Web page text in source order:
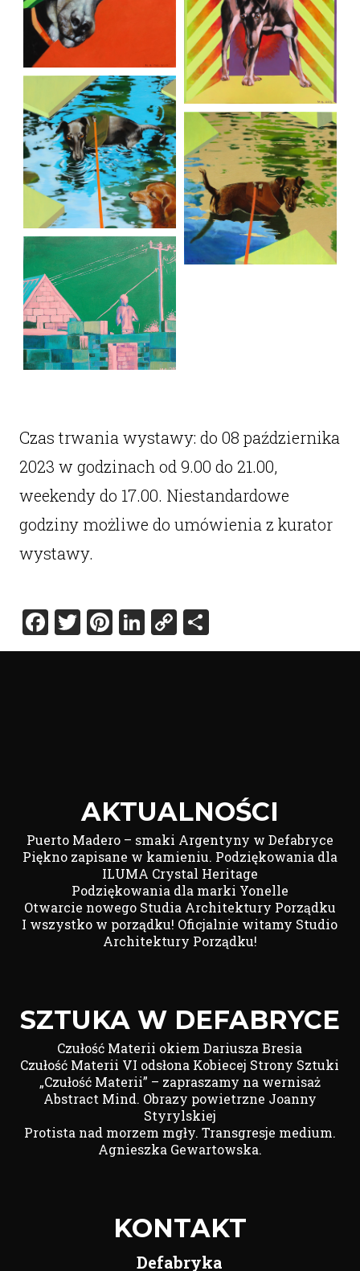
Czas trwania wystawy: do 08 października
2023 w godzinach od 9.00 do 21.00,
weekendy do 17.00. Niestandardowe
godziny możliwe do umówienia z kurator
wystawy.
Facebook
Twitter
Pinterest
LinkedIn
Copy
Link
Share
AKTUALNOŚCI
Puerto Madero – smaki Argentyny w Defabryce
Piękno zapisane w kamieniu. Podziękowania dla
ILUMA Crystal Heritage
Podziękowania dla marki Yonelle
Otwarcie nowego Studia Architektury Porządku
I wszystko w porządku! Oficjalnie witamy Studio
Architektury Porządku!
SZTUKA W DEFABRYCE
Czułość Materii okiem Dariusza Bresia
Czułość Materii VI odsłona Kobiecej Strony Sztuki
„Czułość Materii” – zapraszamy na wernisaż
Abstract Mind. Obrazy powietrzne Joanny
Styrylskiej
Protista nad morzem mgły. Transgresje medium.
Agnieszka Gewartowska.
KONTAKT
Defabryka